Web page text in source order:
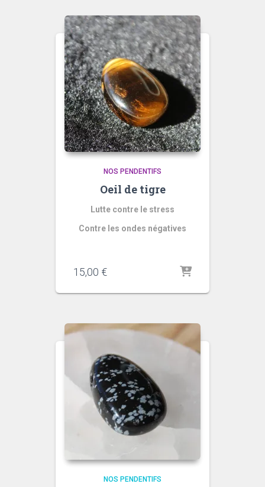
NOS PENDENTIFS
Oeil de tigre
Lutte contre le stress
Contre les ondes négatives
15,00 €
NOS PENDENTIFS